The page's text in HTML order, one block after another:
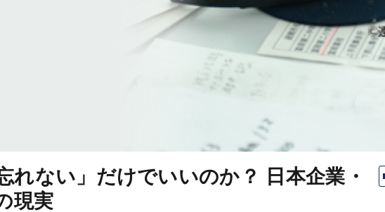
れない」だけでいいのか？ 日本企業・
現実